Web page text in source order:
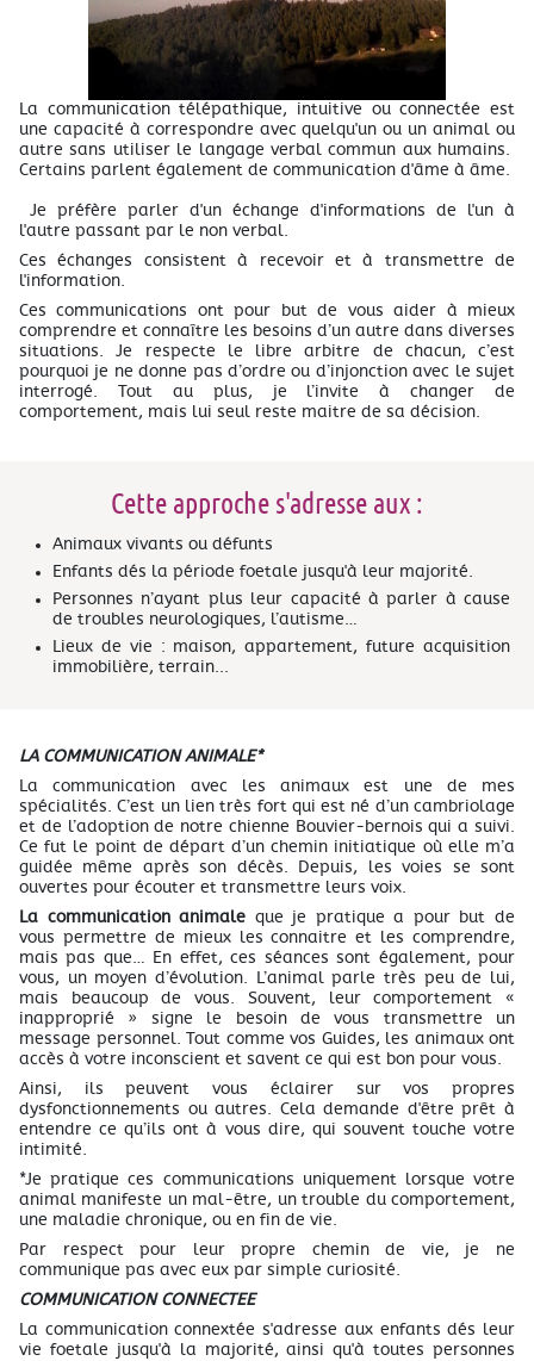
La communication télépathique, intuitive ou connectée est
une capacité à correspondre avec quelqu'un ou un animal ou
autre sans utiliser le langage verbal commun aux humains.
Certains parlent également de communication d'âme à âme.
Je préfère parler d'un échange d'informations de l'un à
l'autre passant par le non verbal.
Ces échanges consistent à recevoir et à transmettre de
l'information.
Ces communications ont pour but de vous aider à mieux
comprendre et connaître les besoins d’un autre dans diverses
situations. Je respecte le libre arbitre de chacun, c’est
pourquoi je ne donne pas d’ordre ou d’injonction avec le sujet
interrogé. Tout au plus, je l’invite à changer de
comportement, mais lui seul reste maitre de sa décision.
Cette approche s'adresse aux :
Animaux vivants ou défunts
Enfants dés la période foetale jusqu'à leur majorité.
Personnes n’ayant plus leur capacité à parler à cause
de troubles neurologiques, l’autisme…
Lieux de vie : maison, appartement, future acquisition
immobilière, terrain...
LA COMMUNICATION ANIMALE*
La communication avec les animaux est une de mes
spécialités. C’est un lien très fort qui est né d’un cambriolage
et de l’adoption de notre chienne Bouvier-bernois qui a suivi.
Ce fut le point de départ d’un chemin initiatique où elle m’a
guidée même après son décès. Depuis, les voies se sont
ouvertes pour écouter et transmettre leurs voix.
La communication animale que je pratique a pour but de
vous permettre de mieux les connaitre et les comprendre,
mais pas que… En effet, ces séances sont également, pour
vous, un moyen d’évolution. L’animal parle très peu de lui,
mais beaucoup de vous. Souvent, leur comportement «
inapproprié » signe le besoin de vous transmettre un
message personnel. Tout comme vos Guides, les animaux ont
accès à votre inconscient et savent ce qui est bon pour vous.
Ainsi, ils peuvent vous éclairer sur vos propres
dysfonctionnements ou autres. Cela demande d'être prêt à
entendre ce qu’ils ont à vous dire, qui souvent touche votre
intimité.
*Je pratique ces communications uniquement lorsque votre
animal manifeste un mal-être, un trouble du comportement,
une maladie chronique, ou en fin de vie.
Par respect pour leur propre chemin de vie, je ne
communique pas avec eux par simple curiosité.
COMMUNICATION CONNECTEE
La communication connextée s'adresse aux enfants dés leur
vie foetale jusqu'à la majorité, ainsi qu'à toutes personnes